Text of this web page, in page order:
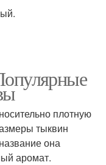
плотную
тыквин
она
аромат.